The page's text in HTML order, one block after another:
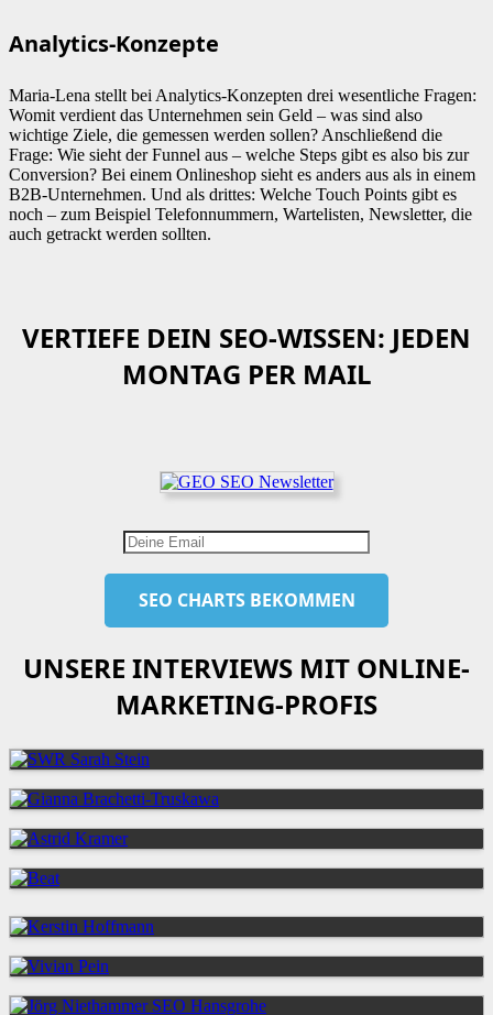
Analytics-Konzepte
Maria-Lena stellt bei Analytics-Konzepten drei wesentliche Fragen:
Womit verdient das Unternehmen sein Geld – was sind also
wichtige Ziele, die gemessen werden sollen? Anschließend die
Frage: Wie sieht der Funnel aus – welche Steps gibt es also bis zur
Conversion? Bei einem Onlineshop sieht es anders aus als in einem
B2B-Unternehmen. Und als drittes: Welche Touch Points gibt es
noch – zum Beispiel Telefonnummern, Wartelisten, Newsletter, die
auch getrackt werden sollten.
VERTIEFE DEIN SEO-WISSEN: JEDEN
MONTAG PER MAIL
UNSERE INTERVIEWS MIT ONLINE-
MARKETING-PROFIS